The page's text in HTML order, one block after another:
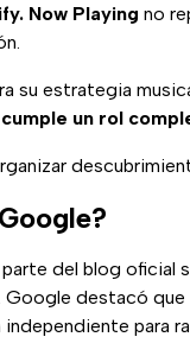
Now Playing no
su estrategia
un rol
del blog oficial
destacó que
independiente para